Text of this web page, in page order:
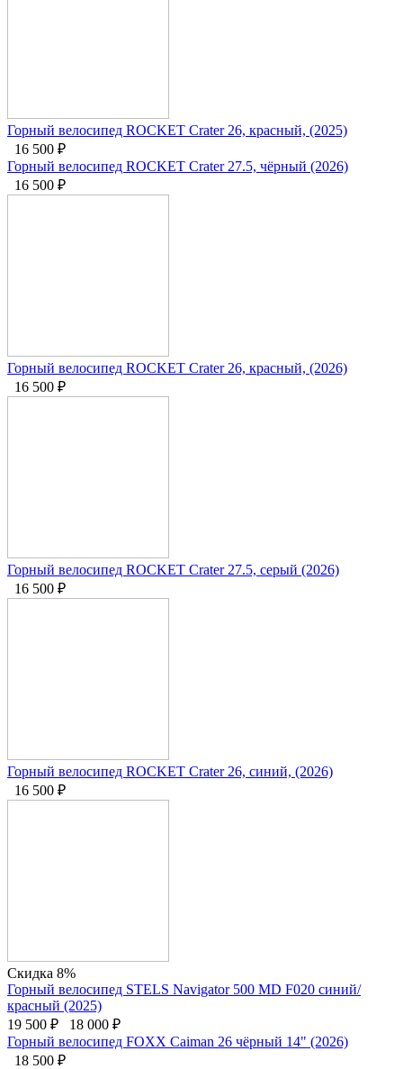
Горный велосипед ROCKET Crater 26, красный, (2025)
16 500 ₽
Горный велосипед ROCKET Crater 27.5, чёрный (2026)
16 500 ₽
Горный велосипед ROCKET Crater 26, красный, (2026)
16 500 ₽
Горный велосипед ROCKET Crater 27.5, серый (2026)
16 500 ₽
Горный велосипед ROCKET Crater 26, синий, (2026)
16 500 ₽
Скидка 8%
Горный велосипед STELS Navigator 500 MD F020 синий/
красный (2025)
19 500 ₽ 18 000 ₽
Горный велосипед FOXX Caiman 26 чёрный 14" (2026)
18 500 ₽